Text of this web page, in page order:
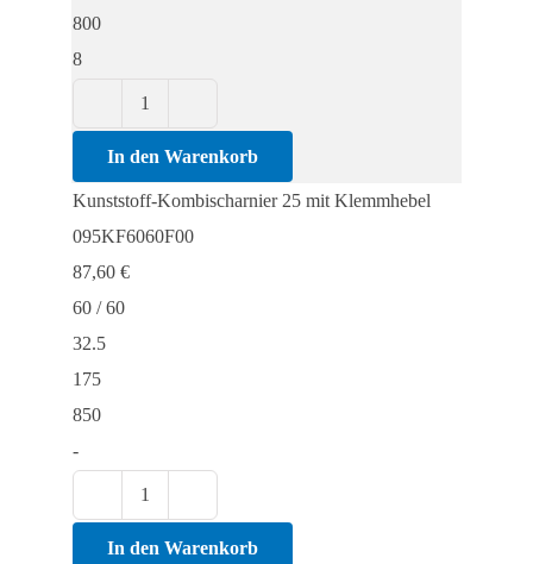
800
8
Kombischarnier
25
In den Warenkorb
Kunststoff-Kombischarnier 25 mit Klemmhebel
095KF6060F00
87,60 €
60 / 60
32.5
175
850
-
Kombischarnier
In den Warenkorb